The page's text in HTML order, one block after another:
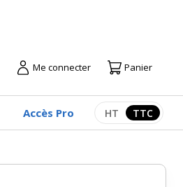
Me connecter Panier
Accès Pro Afficher les
HT TTC